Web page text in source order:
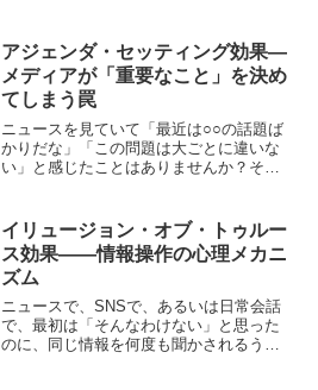
う。災害そのものは科学的に予測できな
い部分が大きいにもかかわ...
アジェンダ・セッティング効果―
メディアが「重要なこと」を決め
てしまう罠
ニュースを見ていて「最近は○○の話題ば
かりだな」「この問題は大ごとに違いな
い」と感じたことはありませんか？その
的な仕組みがあります。これをアジェン
ダ・セッティング効果（...
イリュージョン・オブ・トゥルー
ス効果――情報操作の心理メカニ
ズム
ニュースで、SNSで、あるいは日常会話
で、最初は「そんなわけない」と思った
のに、同じ情報を何度も聞かされるうち